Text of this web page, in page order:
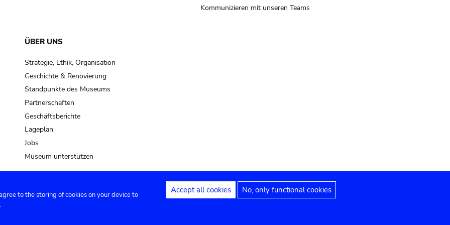
Kommunizieren mit unseren Teams
ÜBER UNS
Strategie, Ethik, Organisation
Geschichte & Renovierung
Standpunkte des Museums
Partnerschaften
Geschäftsberichte
Lageplan
Jobs
Museum unterstützen
Privacy settings Rechtliche Hinweise Erklärung zur Barrierefreiheit
to the storing of cookies on your device to
Accept all cookies No, only functional cookies